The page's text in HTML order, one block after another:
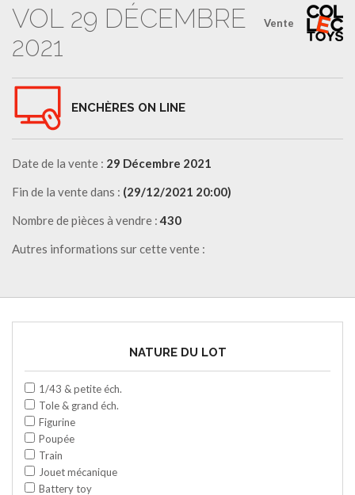
Vente
VOL 29 DÉCEMBRE
2021
ENCHÈRES ON LINE
Date de la vente : 29 Décembre 2021
Fin de la vente dans : (29/12/2021 20:00)
Nombre de pièces à vendre :430
Autres informations sur cette vente :
NATURE DU LOT
1/43 & petite éch.
Tole & grand éch.
Figurine
Poupée
Train
Jouet mécanique
Battery toy